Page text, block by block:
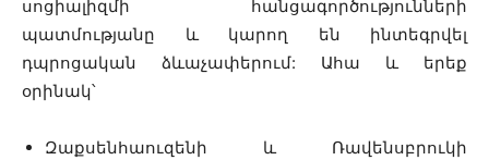
սոցիալիզմի ​​հանցագործությունների
պատմությանը և կարող են ինտեգրվել
դպրոցական ձևաչափերում: Ահա և երեք
օրինակ՝
Զաքսենհաուզենի և Ռավենսբրուկի